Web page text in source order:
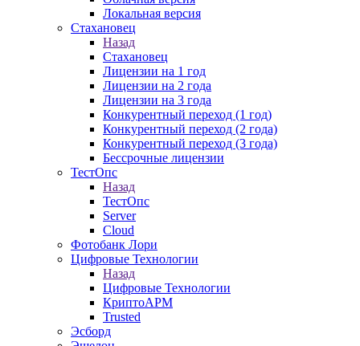
Локальная версия
Стахановец
Назад
Стахановец
Лицензии на 1 год
Лицензии на 2 года
Лицензии на 3 года
Конкурентный переход (1 год)
Конкурентный переход (2 года)
Конкурентный переход (3 года)
Бессрочные лицензии
ТестОпс
Назад
ТестОпс
Server
Cloud
Фотобанк Лори
Цифровые Технологии
Назад
Цифровые Технологии
КриптоАРМ
Trusted
Эсборд